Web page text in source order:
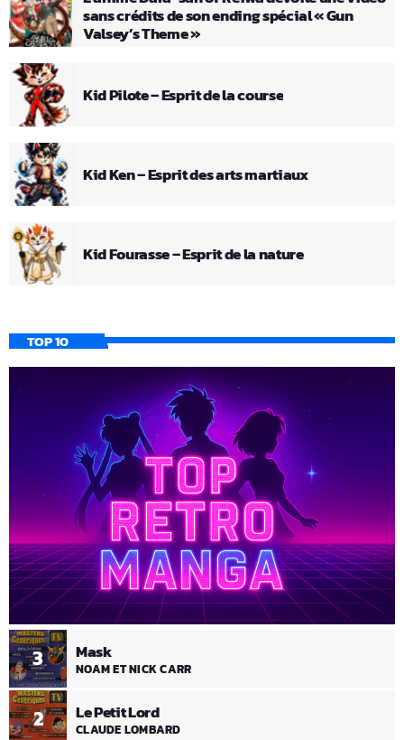
sans crédits de son ending spécial « Gun
Valsey’s Theme »
Kid Pilote – Esprit de la course
Kid Ken – Esprit des arts martiaux
Kid Fourasse – Esprit de la nature
TOP 10
2 Le Petit Lord
CLAUDE LOMBARD
3 Mask
NOAM ET NICK CARR